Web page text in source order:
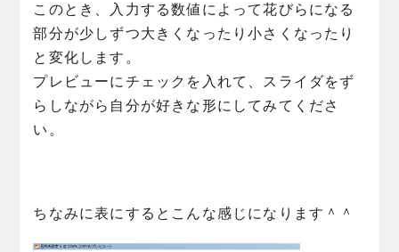
このとき、入力する数値によって花びらになる
部分が少しずつ大きくなったり小さくなったり
と変化します。
プレビューにチェックを入れて、スライダをず
らしながら自分が好きな形にしてみてくださ
い。
ちなみに表にするとこんな感じになります＾＾